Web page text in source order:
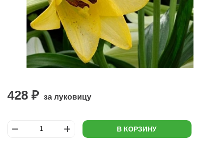
428 ₽ за луковицу
В КОРЗИНУ